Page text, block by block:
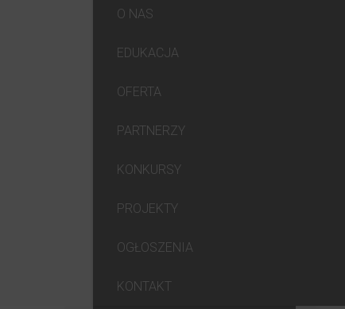
O NAS
EDUKACJA
OFERTA
PARTNERZY
KONKURSY
PROJEKTY
OGŁOSZENIA
KONTAKT